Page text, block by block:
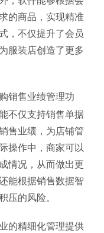
的商品，实现精准
，不仅提升了会员
服装店创造了更多
销售业绩管理功
不仅支持销售单据
售业绩，为店铺管
操作中，商家可以
情况，从而做出更
能根据销售数据智
压的风险。
的精细化管理提供